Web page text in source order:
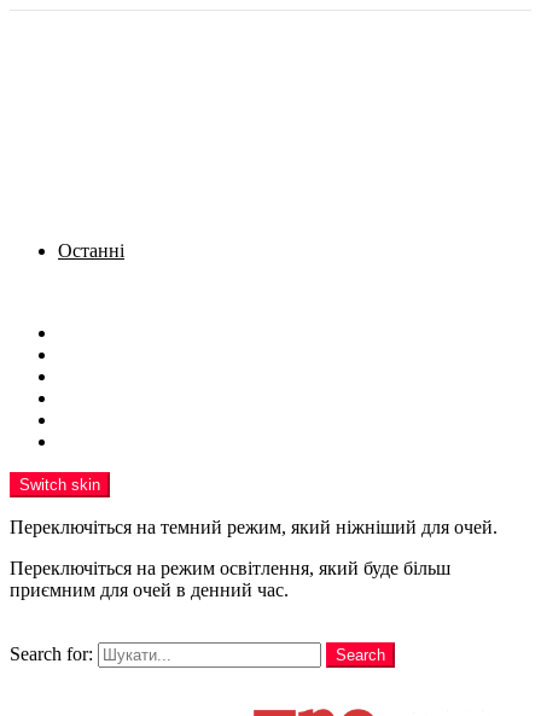
Останні
Switch skin
Переключіться на темний режим, який ніжніший для очей.
Переключіться на режим освітлення, який буде більш
приємним для очей в денний час.
Search for:
Search